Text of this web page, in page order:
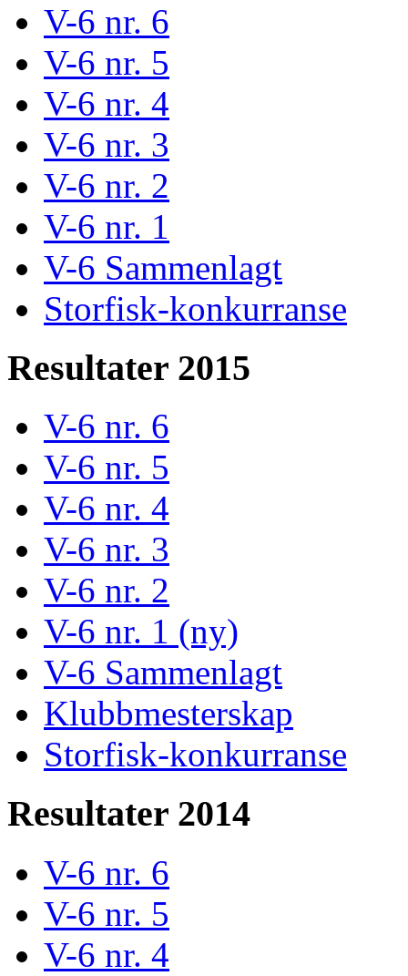
V-6 nr. 6
V-6 nr. 5
V-6 nr. 4
V-6 nr. 3
V-6 nr. 2
V-6 nr. 1
V-6 Sammenlagt
Storfisk-konkurranse
Resultater 2015
V-6 nr. 6
V-6 nr. 5
V-6 nr. 4
V-6 nr. 3
V-6 nr. 2
V-6 nr. 1 (ny)
V-6 Sammenlagt
Klubbmesterskap
Storfisk-konkurranse
Resultater 2014
V-6 nr. 6
V-6 nr. 5
V-6 nr. 4